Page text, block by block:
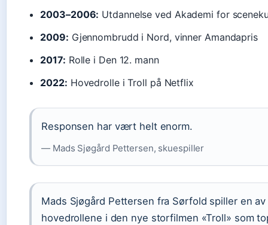
2003–2006: Utdannelse ved Akademi for
2009: Gjennombrudd i Nord, vinner Amandapris
2017: Rolle i Den 12. mann
2022: Hovedrolle i Troll på Netflix
Responsen har vært helt enorm.
— Mads Sjøgård Pettersen, skuespiller
Mads Sjøgård Pettersen fra Sørfold spiller en av
hovedrollene i den nye storfilmen «Troll» som